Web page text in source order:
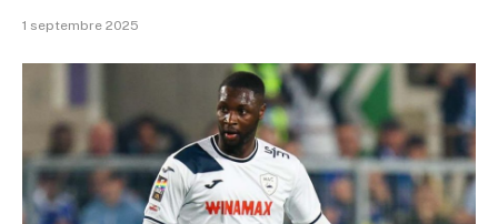
1 septembre 2025